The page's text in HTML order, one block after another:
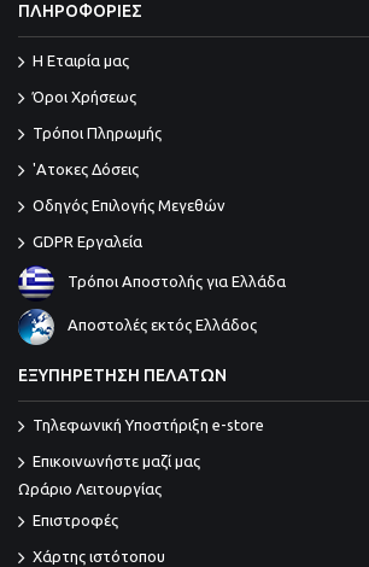
ΠΛΗΡΟΦΟΡΙΕΣ
Η Εταιρία μας
Όροι Χρήσεως
Τρόποι Πληρωμής
'Ατοκες Δόσεις
Οδηγός Επιλογής Μεγεθών
GDPR Εργαλεία
Τρόποι Αποστολής για Ελλάδα
Αποστολές εκτός Ελλάδος
ΕΞΥΠΗΡΕΤΗΣΗ ΠΕΛΑΤΩΝ
Τηλεφωνική Υποστήριξη e-store
Επικοινωνήστε μαζί μας
Ωράριο Λειτουργίας
Επιστροφές
Χάρτης ιστότοπου